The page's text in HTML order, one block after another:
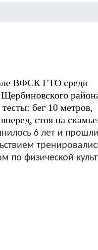
ВФСК ГТО среди
бег 10 метров,
стоя на
6 лет и прошли
по физической